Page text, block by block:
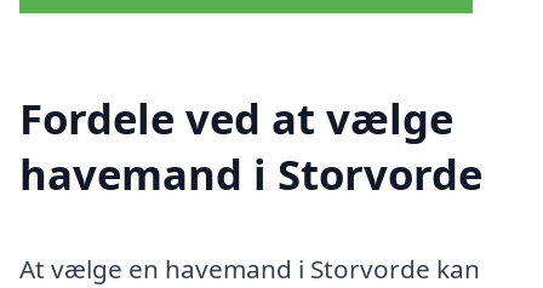
Fordele ved at vælge
havemand i Storvorde
At vælge en havemand i Storvorde kan